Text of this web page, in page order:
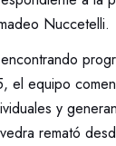
Nuccetelli.
el equipo
y
remató